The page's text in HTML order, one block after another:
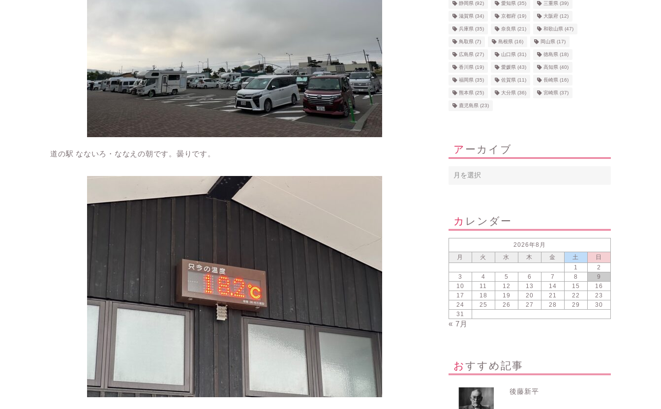
道の駅 なないろ・ななえの朝です。曇りです。
静岡県(92) 愛知県(35) 三重県(39)
滋賀県(34) 京都府(19) 大阪府(12)
兵庫県(35) 奈良県(21) 和歌山県(47)
鳥取県(7) 島根県(16) 岡山県(17)
広島県(27) 山口県(31) 徳島県(18)
香川県(19) 愛媛県(43) 高知県(40)
福岡県(35) 佐賀県(11) 長崎県(16)
熊本県(25) 大分県(36) 宮崎県(37)
鹿児島県(23)
アーカイブ
カレンダー
2026年8月
月
火 水 木 金 土
日
1
2
3
4 5 6 7 8
9
10
11 12 13 14 15
16
17
18 19 20 21 22
23
24
25 26 27 28 29
30
31
« 7月
おすすめ記事
後藤新平